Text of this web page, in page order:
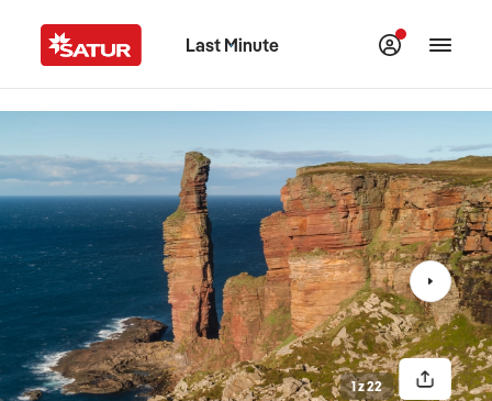
Last Minute
1 z 22